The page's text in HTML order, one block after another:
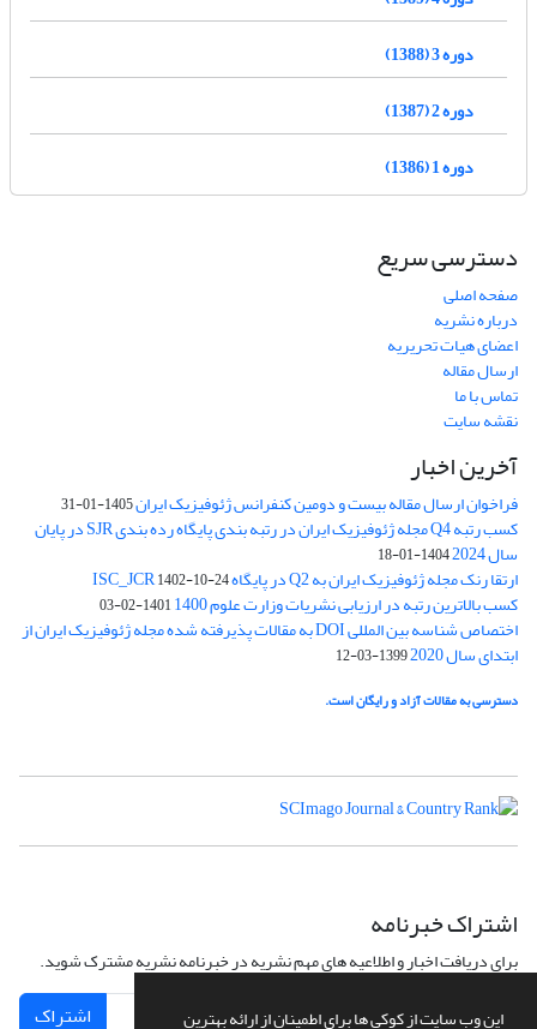
این وب سایت از کوکی ها برای اطمینان از ارائه بهترین
دوره 3 (1388)
دوره 2 (1387)
دوره 1 (1386)
دسترسی سریع
صفحه اصلی
درباره نشریه
اعضای هیات تحریریه
ارسال مقاله
تماس با ما
نقشه سایت
آخرین اخبار
فراخوان ارسال مقاله بیست و دومین کنفرانس ژئوفیزیک ایران1405-01-31
کسب رتبه Q4 مجله ژئوفیزیک ایران در رتبه بندی پایگاه رده بندی SJR در پایان
سال 2024 1404-01-18
ارتقا رنک مجله ژئوفیزیک ایران به Q2 در پایگاه ISC_JCR 1402-10-24
کسب بالاترین رتبه در ارزیابی نشریات وزارت علوم 1400 1401-02-03
اختصاص شناسه بین المللی DOI به مقالات پذیرفته شده مجله ژئوفیزیک ایران از
ابتدای سال 2020 1399-03-12
دسترسی به مقالات آزاد و رایگان است.
اشتراک خبرنامه
برای دریافت اخبار و اطلاعیه های مهم نشریه در خبرنامه نشریه مشترک شوید.
اشتراک